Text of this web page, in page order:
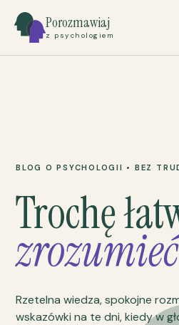
Porozmawiaj
z psychologiem
BLOG O PSYCHOLOGII • BEZ
Trochę
Rzetelna wiedza, spokojne
wskazówki na te dni, kiedy w